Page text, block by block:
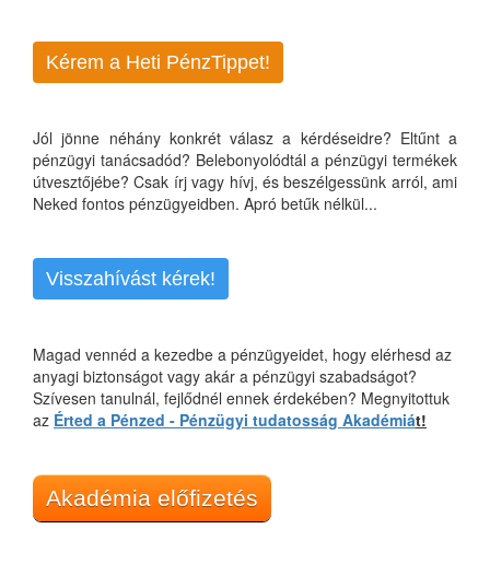
Kérem a Heti PénzTippet!
Jól jönne néhány konkrét válasz a kérdéseidre? Eltűnt a
pénzügyi tanácsadód? Belebonyolódtál a pénzügyi termékek
útvesztőjébe? Csak írj vagy hívj, és beszélgessünk arról, ami
Neked fontos pénzügyeidben. Apró betűk nélkül...
Visszahívást kérek!
Magad vennéd a kezedbe a pénzügyeidet, hogy elérhesd az
anyagi biztonságot vagy akár a pénzügyi szabadságot?
Szívesen tanulnál, fejlődnél ennek érdekében? Megnyitottuk
az Érted a Pénzed - Pénzügyi tudatosság Akadémiát!
Akadémia előfizetés